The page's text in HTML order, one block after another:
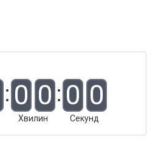
0 0
Хвилин
0 0
Секунд